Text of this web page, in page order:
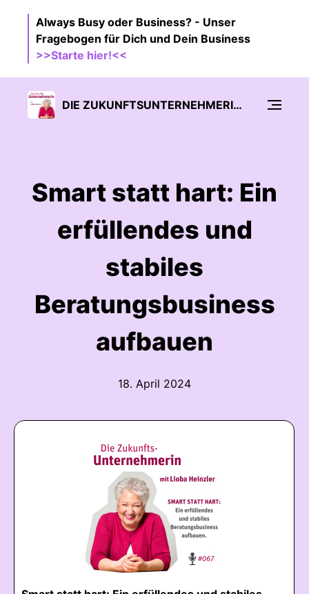
Always Busy oder Business? - Unser
Fragebogen für Dich und Dein Business
>>Starte hier!<<
DIE ZUKUNFTSUNTERNEHMERIN - AUF EIGENTÜMER-LEVEL FÜHREN
Smart statt hart: Ein
erfüllendes und
stabiles
Beratungsbusiness
aufbauen
18. April 2024